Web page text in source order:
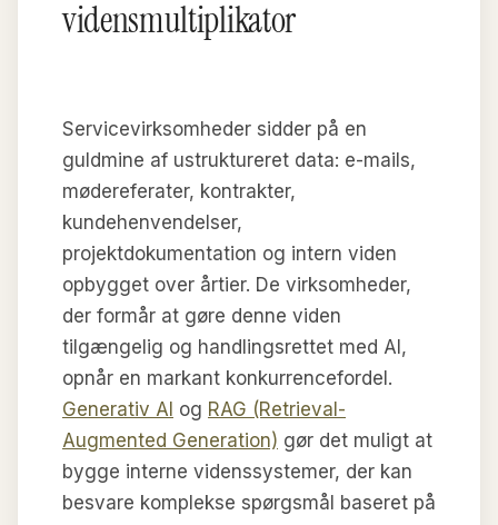
vidensmultiplikator
Servicevirksomheder sidder på en
guldmine af ustruktureret data: e-mails,
mødereferater, kontrakter,
kundehenvendelser,
projektdokumentation og intern viden
opbygget over årtier. De virksomheder,
der formår at gøre denne viden
tilgængelig og handlingsrettet med AI,
opnår en markant konkurrencefordel.
Generativ AI og RAG (Retrieval-
Augmented Generation) gør det muligt at
bygge interne videnssystemer, der kan
besvare komplekse spørgsmål baseret på